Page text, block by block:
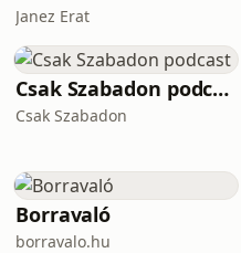
Janez Erat
Csak Szabadon podcast
Csak Szabadon
Borravaló
borravalo.hu